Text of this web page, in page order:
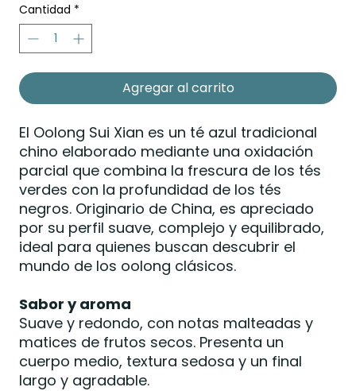
Cantidad *
Agregar al carrito
El Oolong Sui Xian es un té azul tradicional
chino elaborado mediante una oxidación
parcial que combina la frescura de los tés
verdes con la profundidad de los tés
negros. Originario de China, es apreciado
por su perfil suave, complejo y equilibrado,
ideal para quienes buscan descubrir el
mundo de los oolong clásicos.
Sabor y aroma
Suave y redondo, con notas malteadas y
matices de frutos secos. Presenta un
cuerpo medio, textura sedosa y un final
largo y agradable.